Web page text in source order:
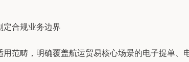
合规业务边界
畴，明确覆盖航运贸易核心场景的电子提单、